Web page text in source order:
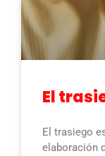
El
El trasiego
elaboración